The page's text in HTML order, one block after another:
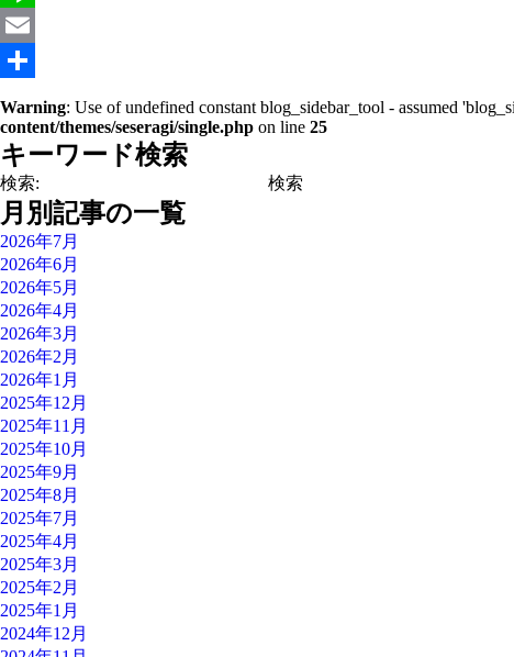
Line
Email
有
Warning: Use of undefined constant blog_sidebar_tool - assumed
content/themes/seseragi/single.php on line 25
キーワード検索
検索:
月別記事の一覧
2026年7月
2026年6月
2026年5月
2026年4月
2026年3月
2026年2月
2026年1月
2025年12月
2025年11月
2025年10月
2025年9月
2025年8月
2025年7月
2025年4月
2025年3月
2025年2月
2025年1月
2024年12月